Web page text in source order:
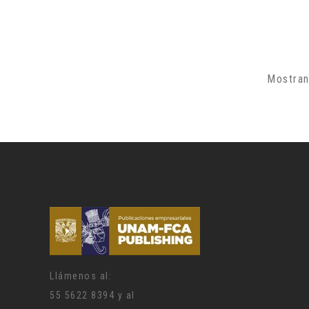
Llámenos al:
55 5622 8394 y al